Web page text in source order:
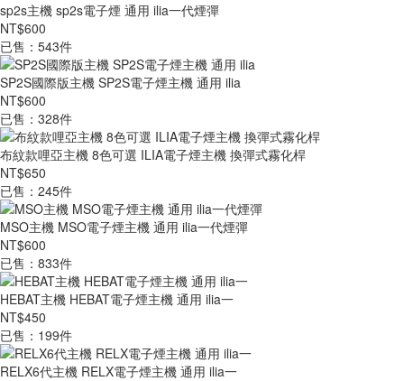
sp2s主機 sp2s電子煙 通用 ilia一代煙彈
NT$600
已售：543件
SP2S國際版主機 SP2S電子煙主機 通用 ilia
NT$600
已售：328件
布紋款哩亞主機 8色可選 ILIA電子煙主機 換彈式霧化桿
NT$650
已售：245件
MSO主機 MSO電子煙主機 通用 ilia一代煙彈
NT$600
已售：833件
HEBAT主機 HEBAT電子煙主機 通用 ilia一
NT$450
已售：199件
RELX6代主機 RELX電子煙主機 通用 ilia一